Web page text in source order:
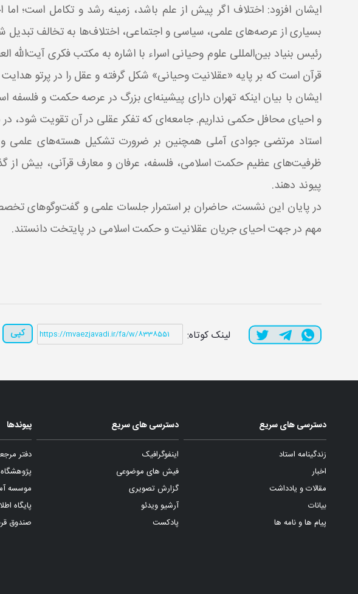
ایشان افزود: اختلاف اگر پیش از علم باشد، زمینه رشد و تکامل است؛
بسیاری از عرصه‌های علمی، سیاسی و اجتماعی، اختلاف‌ها به تخالف
رئیس بنیاد بین‌المللی علوم وحیانی اسراء با اشاره به مکتب فکری
قرآن است که بر پایه «عقلانیت وحیانی» شکل گرفته و عقل را در پرتو
ایشان با بیان اینکه تهران دارای پیشینه‌ای بزرگ در عرصه حکمت و
و احیای محافل حکمی نداریم. جامعه‌ای که تفکر عقلی در آن تقویت شود،
استاد مرتضی جوادی آملی همچنین بر ضرورت تشکیل هسته‌های علمی
ظرفیت‌های عظیم حکمت اسلامی، فلسفه، عرفان و معارف قرآنی، بیش
پیوند دهند.
در پایان این نشست، حاضران بر استمرار جلسات علمی و گفت‌وگوهای
مهم در جهت احیای جریان عقلانیت و حکمت اسلامی در پایتخت دانستند.
لینک کوتاه: کپی
دسترسی های سریع
زندگینامه استاد
اخبار
مقالات و یادداشت
بیانات
پیام ها و نامه ها
دسترسی های سریع
اینفوگرافیک
فیش های موضوعی
گزارش تصویری
آرشیو ویدئو
پادکست
پیوندها
دفتر
موسسه
پایگاه
صندوق